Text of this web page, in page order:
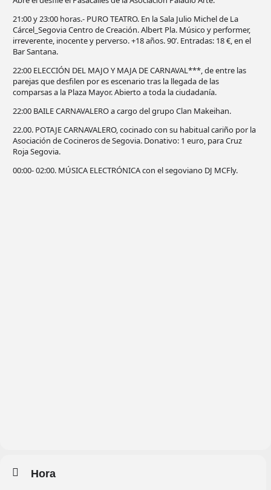
21:00 y 23:00 horas.- PURO TEATRO. En la Sala Julio Michel de La
Cárcel_Segovia Centro de Creación. Albert Pla. Músico y performer,
irreverente, inocente y perverso. +18 años. 90’. Entradas: 18 €, en el
Bar Santana.
22:00 ELECCIÓN DEL MAJO Y MAJA DE CARNAVAL***, de entre las
parejas que desfilen por es escenario tras la llegada de las
comparsas a la Plaza Mayor. Abierto a toda la ciudadanía.
22:00 BAILE CARNAVALERO a cargo del grupo Clan Makeihan.
22.00. POTAJE CARNAVALERO, cocinado con su habitual cariño por la
Asociación de Cocineros de Segovia. Donativo: 1 euro, para Cruz
Roja Segovia.
00:00- 02:00. MÚSICA ELECTRÓNICA con el segoviano DJ MCFly.
Hora